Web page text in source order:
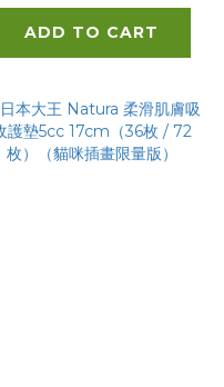
油污 餐具清潔
ADD TO CART